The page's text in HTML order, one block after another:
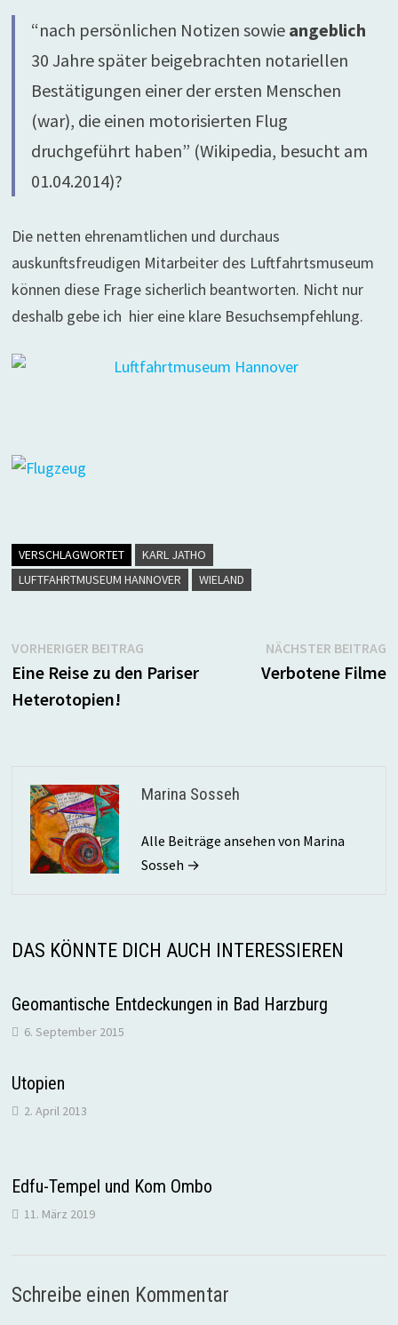
“nach persönlichen Notizen sowie angeblich
30 Jahre später beigebrachten notariellen
Bestätigungen einer der ersten Menschen
(war), die einen motorisierten Flug
druchgeführt haben” (Wikipedia, besucht am
01.04.2014)?
Die netten ehrenamtlichen und durchaus
auskunftsfreudigen Mitarbeiter des Luftfahrtsmuseum
können diese Frage sicherlich beantworten. Nicht nur
deshalb gebe ich hier eine klare Besuchsempfehlung.
VERSCHLAGWORTET
KARL JATHO
LUFTFAHRTMUSEUM HANNOVER
WIELAND
Beitragsnavigation
VORHERIGER BEITRAGVorheriger
Beitrag:
Eine Reise zu den Pariser
Heterotopien!
NÄCHSTER BEITRAG
Verbotene Filme
Marina Sosseh
Alle Beiträge ansehen von Marina
Sosseh →
DAS KÖNNTE DICH AUCH INTERESSIEREN
Geomantische Entdeckungen in Bad Harzburg
6. September 2015
Utopien
2. April 2013
Edfu-Tempel und Kom Ombo
11. März 2019
Schreibe einen Kommentar